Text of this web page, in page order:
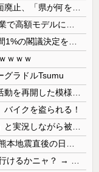
ｗｗｗ
グラドルTsumu
バイクを盗られる！